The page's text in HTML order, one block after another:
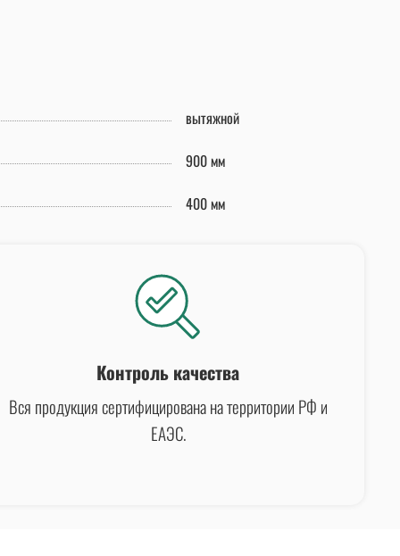
вытяжной
900 мм
400 мм
Контроль качества
Вся продукция сертифицирована на территории РФ и
ЕАЭС.